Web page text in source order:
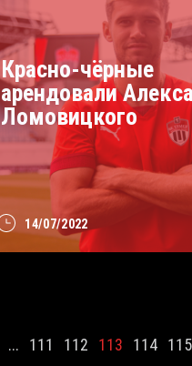
14/07/2022
Красно-чёрные
арендовали
Ломовицкого
... 111 112 113 114 115